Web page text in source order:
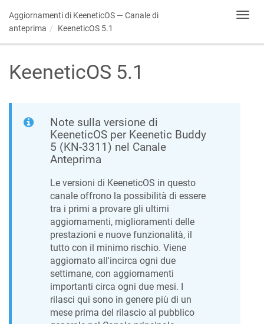
Aggiornamenti di KeeneticOS — Canale di
anteprima
KeeneticOS 5.1
KeeneticOS 5.1
Note sulla versione di
KeeneticOS per Keenetic Buddy
5 (KN-3311) nel Canale
Anteprima
Le versioni di KeeneticOS in questo
canale offrono la possibilità di essere
tra i primi a provare gli ultimi
aggiornamenti, miglioramenti delle
prestazioni e nuove funzionalità, il
tutto con il minimo rischio. Viene
aggiornato all'incirca ogni due
settimane, con aggiornamenti
importanti circa ogni due mesi. I
rilasci qui sono in genere più di un
mese prima del rilascio al pubblico